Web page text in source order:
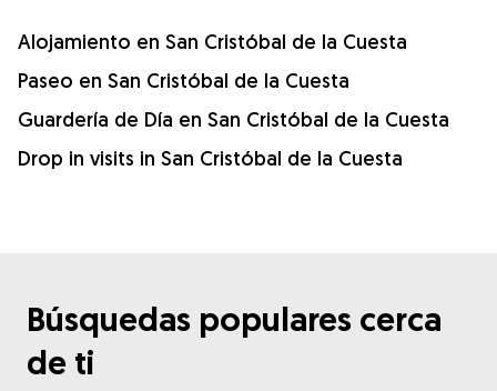
Alojamiento en San Cristóbal de la Cuesta
Paseo en San Cristóbal de la Cuesta
Guardería de Día en San Cristóbal de la Cuesta
Drop in visits in San Cristóbal de la Cuesta
Búsquedas populares cerca
de ti